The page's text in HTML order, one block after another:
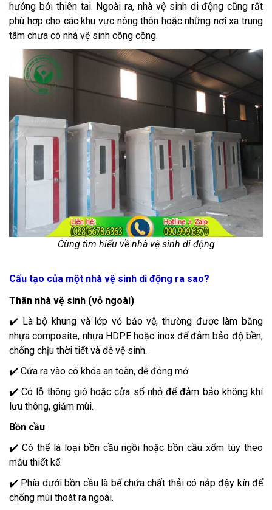
hưởng bởi thiên tai. Ngoài ra, nhà vệ sinh di động cũng rất
phù hợp cho các khu vực nông thôn hoặc những nơi xa trung
tâm chưa có nhà vệ sinh công cộng.
Cùng tìm hiểu về nhà vệ sinh di động
Cấu tạo của một nhà vệ sinh di động ra sao?
Thân nhà vệ sinh (vỏ ngoài)
✔️ Là bộ khung và lớp vỏ bảo vệ, thường được làm bằng
nhựa composite, nhựa HDPE hoặc inox để đảm bảo độ bền,
chống chịu thời tiết và dễ vệ sinh.
✔️ Cửa ra vào có khóa an toàn, dễ đóng mở.
✔️ Có lỗ thông gió hoặc cửa sổ nhỏ để đảm bảo không khí
lưu thông, giảm mùi.
Bồn cầu
✔️ Có thể là loại bồn cầu ngồi hoặc bồn cầu xổm tùy theo
mẫu thiết kế.
✔️ Phía dưới bồn cầu là bể chứa chất thải có nắp đậy kín để
chống mùi thoát ra ngoài.